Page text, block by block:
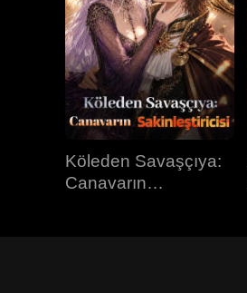
Köleden Savaşçıya:
Canavarın